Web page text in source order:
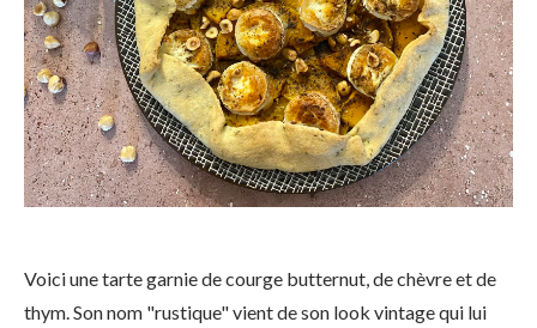
Voici une tarte garnie de courge butternut, de chèvre et de
thym. Son nom "rustique" vient de son look vintage qui lui